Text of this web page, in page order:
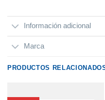
Información adicional
Marca
PRODUCTOS